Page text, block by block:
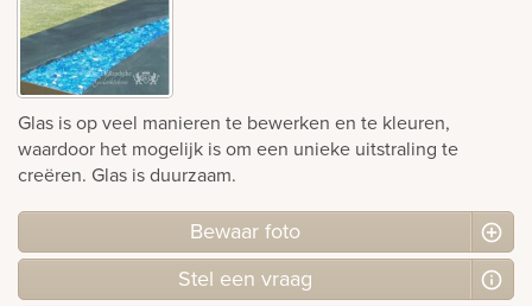
Glas is op veel manieren te bewerken en te kleuren,
waardoor het mogelijk is om een unieke uitstraling te
creëren. Glas is duurzaam.
Bewaar foto
Stel een vraag